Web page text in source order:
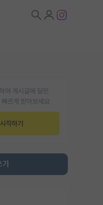
여 게시글에 달린
르게 받아보세요
작하기